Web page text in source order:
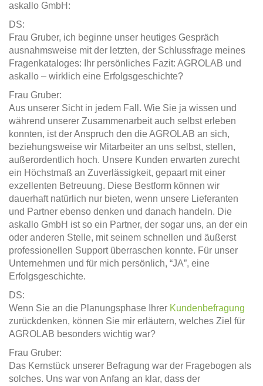
askallo GmbH:
DS:
Frau Gruber, ich beginne unser heutiges Gespräch
ausnahmsweise mit der letzten, der Schlussfrage meines
Fragenkataloges: Ihr persönliches Fazit: AGROLAB und
askallo – wirklich eine Erfolgsgeschichte?
Frau Gruber:
Aus unserer Sicht in jedem Fall. Wie Sie ja wissen und
während unserer Zusammenarbeit auch selbst erleben
konnten, ist der Anspruch den die AGROLAB an sich,
beziehungsweise wir Mitarbeiter an uns selbst, stellen,
außerordentlich hoch. Unsere Kunden erwarten zurecht
ein Höchstmaß an Zuverlässigkeit, gepaart mit einer
exzellenten Betreuung. Diese Bestform können wir
dauerhaft natürlich nur bieten, wenn unsere Lieferanten
und Partner ebenso denken und danach handeln. Die
askallo GmbH ist so ein Partner, der sogar uns, an der ein
oder anderen Stelle, mit seinem schnellen und äußerst
professionellen Support überraschen konnte. Für unser
Unternehmen und für mich persönlich, “JA”, eine
Erfolgsgeschichte.
DS:
Wenn Sie an die Planungsphase Ihrer Kundenbefragung
zurückdenken, können Sie mir erläutern, welches Ziel für
AGROLAB besonders wichtig war?
Frau Gruber:
Das Kernstück unserer Befragung war der Fragebogen als
solches. Uns war von Anfang an klar, dass der